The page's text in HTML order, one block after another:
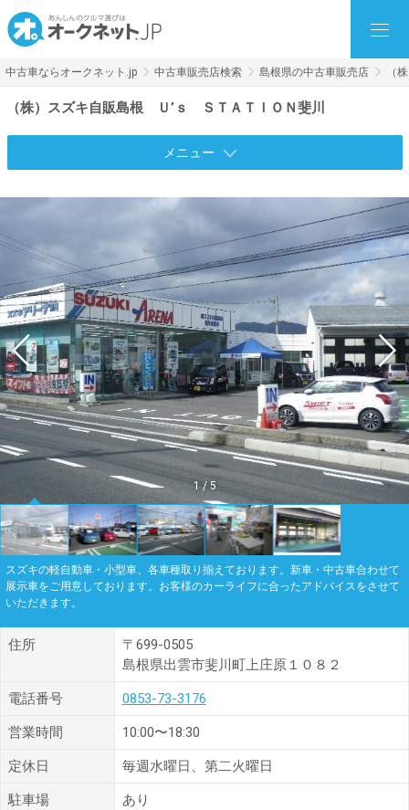
中古車ならオークネット.jp 中古車販売店検索 島根県の中古車販売店 （
（株）スズキ自販島根 Ｕ’ｓ ＳＴＡＴＩＯＮ斐川
メニュー
1/ 5
スズキの軽自動車・小型車、各車種取り揃えております。新車・中古車合わせて
展示車をご用意しております。お客様のカーライフに合ったアドバイスをさせて
いただきます。
住所
〒699-0505
島根県出雲市斐川町上庄原１０８２
電話番号 0853-73-3176
営業時間 10:00〜18:30
定休日 毎週水曜日、第二火曜日
駐車場 あり